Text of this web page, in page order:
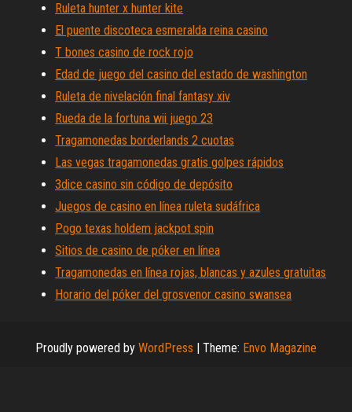
Ruleta hunter x hunter kite
El puente discoteca esmeralda reina casino
T bones casino de rock rojo
Edad de juego del casino del estado de washington
Ruleta de nivelación final fantasy xiv
Rueda de la fortuna wii juego 23
Tragamonedas borderlands 2 cuotas
Las vegas tragamonedas gratis golpes rápidos
3dice casino sin código de depósito
Juegos de casino en línea ruleta sudáfrica
Pogo texas holdem jackpot spin
Sitios de casino de póker en línea
Tragamonedas en línea rojas, blancas y azules gratuitas
Horario del póker del grosvenor casino swansea
Proudly powered by WordPress | Theme: Envo Magazine